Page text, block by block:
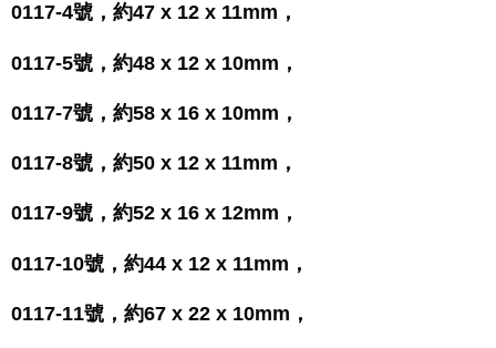
0117-4號，約47 x 12 x 11mm，
0117-5號，約48 x 12 x 10mm，
0117-7號，約58 x 16 x 10mm，
0117-8號，約50 x 12 x 11mm，
0117-9號，約52 x 16 x 12mm，
0117-10號，約44 x 12 x 11mm，
0117-11號，約67 x 22 x 10mm，